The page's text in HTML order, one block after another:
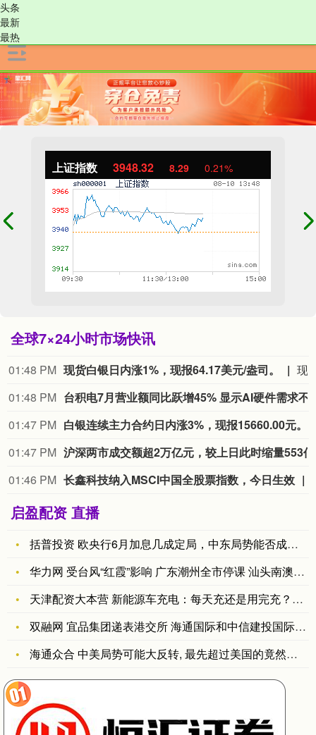
上证指数 3948.32 8.29 0.21%
全球7×24小时市场快讯
01:46 PM 星辉环材成立科技新公司 含AI及机器人业务
01:45 PM 寒武纪成交额超200亿元
8月10日下午，寒武纪成交额超200亿元，现跌5.83%。
01:44 PM 中科慧思发布三款灵巧手新品
北京中科慧灵机器人技术有限公司、蓝思科技股份有限公司与湖南华夏投资集团有限公司共同成立中科慧思具身智能（湖南）有限公司（以下简称“中科慧思”）。中科慧思发布三款不同技术路线和功能的灵巧手新产品L1、D1、M1，预发布F系列绳驱仿生灵巧手，并达成相关合作。
01:44 PM
01:42 PM
启盈配资 直播
括普投资 欧央行6月加息几成定局，中东局势能否成为欧元反弹的
华力网 受台风“红霞”影响 广东潮州全市停课 汕头南澳大桥2
天津配资大本营 新能源车充电：每天充还是用完充？搞错真会毁电
双融网 宜品集团递表港交所 海通国际和中信建投国际为保荐人
海通众合 中美局势可能大反转, 最先超过美国的竟然不是经济,
头条
最新
最热